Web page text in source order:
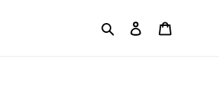
Buscar Ingresar